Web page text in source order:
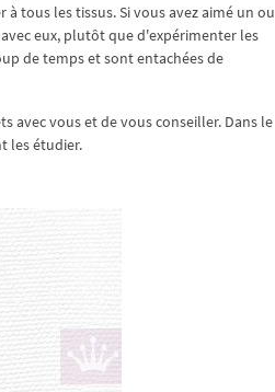
tous les tissus. Si vous avez aimé un ou
eux, plutôt que d'expérimenter les
de temps et sont entachées de
avec vous et de vous conseiller. Dans le
les étudier.